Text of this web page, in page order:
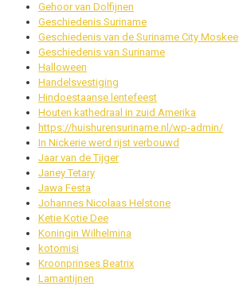
Gehoor van Dolfijnen
Geschiedenis Suriname
Geschiedenis van de Suriname City Moskee
Geschiedenis van Suriname
Halloween
Handelsvestiging
Hindoestaanse lentefeest
Houten kathedraal in zuid Amerika
https://huishurensuriname.nl/wp-admin/
In Nickerie werd rijst verbouwd
Jaar van de Tijger
Janey Tetary
Jawa Festa
Johannes Nicolaas Helstone
Ketie Kotie Dee
Koningin Wilhelmina
kotomisi
Kroonprinses Beatrix
Lamantijnen